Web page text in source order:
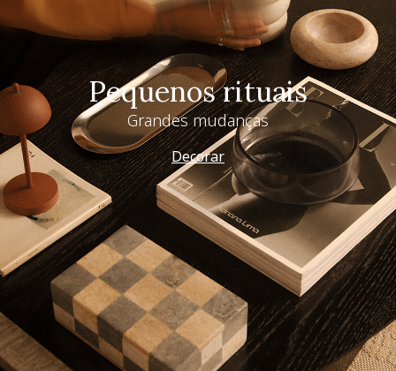
Pequenos rituais
Grandes mudanças
Decorar